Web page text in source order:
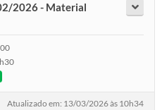
2026 - Material
Atualizado em: 13/03/2026 às 10h34